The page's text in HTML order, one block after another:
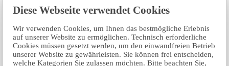
Diese Webseite verwendet Cookies
Wir verwenden Cookies, um Ihnen das bestmögliche Erlebnis
auf unserer Website zu ermöglichen. Technisch erforderliche
Cookies müssen gesetzt werden, um den einwandfreien Betrieb
unserer Website zu gewährleisten. Sie können frei entscheiden,
welche Kategorien Sie zulassen möchten. Bitte beachten Sie,